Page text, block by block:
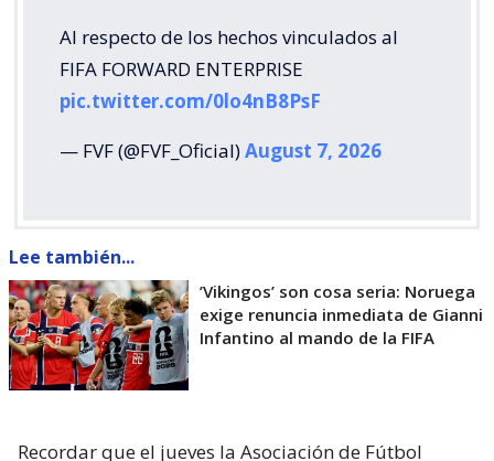
Al respecto de los hechos vinculados al
FIFA FORWARD ENTERPRISE
pic.twitter.com/0lo4nB8PsF
— FVF (@FVF_Oficial)August 7, 2026
Lee también...
’Vikingos’ son cosa seria: Noruega
exige renuncia inmediata de Gianni
Infantino al mando de la FIFA
Recordar que el jueves la Asociación de Fútbol